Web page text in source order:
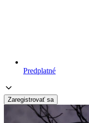
Predplatné
Zaregistrovať sa